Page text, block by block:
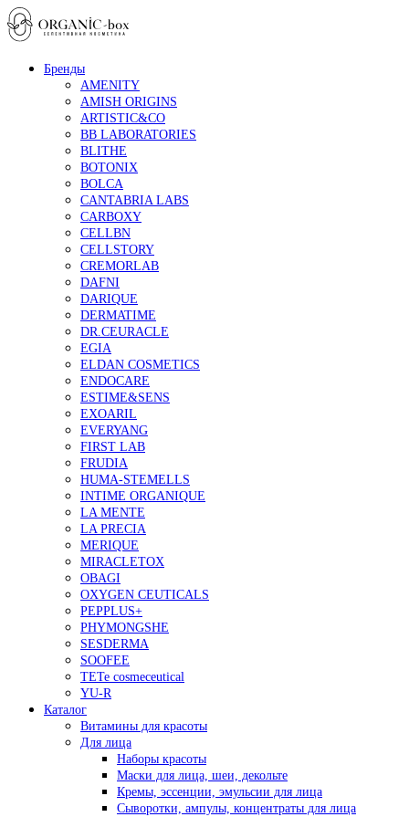
Бренды
AMENITY
AMISH ORIGINS
ARTISTIC&CO
BB LABORATORIES
BLITHE
BOTONIX
BOLCA
CANTABRIA LABS
CARBOXY
CELLBN
CELLSTORY
CREMORLAB
DAFNI
DARIQUE
DERMATIME
DR.CEURACLE
EGIA
ELDAN COSMETICS
ENDOCARE
ESTIME&SENS
EXOARIL
EVERYANG
FIRST LAB
FRUDIA
HUMA-STEMELLS
INTIME ORGANIQUE
LA MENTE
LA PRECIA
MERIQUE
MIRACLETOX
OBAGI
OXYGEN CEUTICALS
PEPPLUS+
PHYMONGSHE
SESDERMA
SOOFEE
TETe cosmeceutical
YU-R
Каталог
Витамины для красоты
Для лица
Наборы красоты
Маски для лица, шеи, декольте
Кремы, эссенции, эмульсии для лица
Сыворотки, ампулы, концентраты для лица